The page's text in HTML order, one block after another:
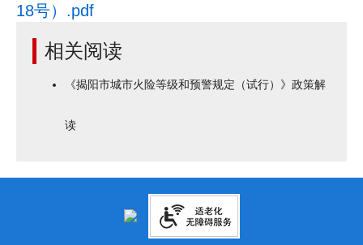
18号）.pdf
相关阅读
《揭阳市城市火险等级和预警规定（试行）》政策解
读